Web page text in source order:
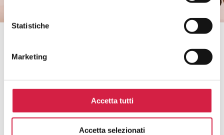
Statistiche
Marketing
Accetta tutti
Accetta selezionati
SUPPORTO PER I PAZIENTI